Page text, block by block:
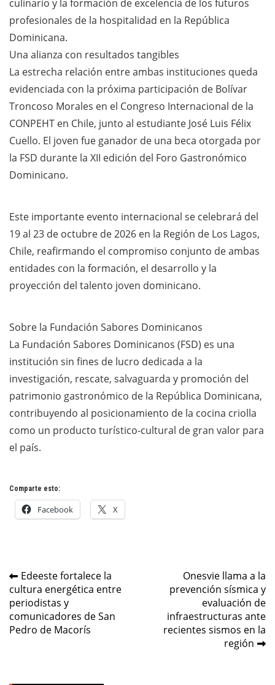
culinario y la formación de excelencia de los futuros
profesionales de la hospitalidad en la República
Dominicana.
Una alianza con resultados tangibles
La estrecha relación entre ambas instituciones queda
evidenciada con la próxima participación de Bolívar
Troncoso Morales en el Congreso Internacional de la
CONPEHT en Chile, junto al estudiante José Luis Félix
Cuello. El joven fue ganador de una beca otorgada por
la FSD durante la XII edición del Foro Gastronómico
Dominicano.
Este importante evento internacional se celebrará del
19 al 23 de octubre de 2026 en la Región de Los Lagos,
Chile, reafirmando el compromiso conjunto de ambas
entidades con la formación, el desarrollo y la
proyección del talento joven dominicano.
Sobre la Fundación Sabores Dominicanos
La Fundación Sabores Dominicanos (FSD) es una
institución sin fines de lucro dedicada a la
investigación, rescate, salvaguarda y promoción del
patrimonio gastronómico de la República Dominicana,
contribuyendo al posicionamiento de la cocina criolla
como un producto turístico-cultural de gran valor para
el país.
Comparte esto:
Facebook X
Navegación
de
entradas
Edeeste fortalece la
cultura energética entre
periodistas y
comunicadores de San
Pedro de Macorís
Onesvie llama a la
prevención sísmica y
evaluación de
infraestructuras ante
recientes sismos en la
región